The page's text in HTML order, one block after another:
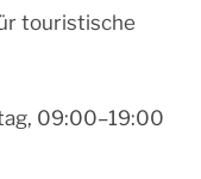
touristische
09:00–19:00